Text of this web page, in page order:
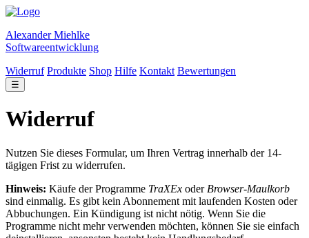
Alexander Miehlke
Softwareentwicklung
Widerruf Produkte Shop Hilfe Kontakt Bewertungen
☰
Widerruf
Nutzen Sie dieses Formular, um Ihren Vertrag innerhalb der 14-
tägigen Frist zu widerrufen.
Hinweis: Käufe der Programme TraXEx oder Browser-Maulkorb
sind einmalig. Es gibt kein Abonnement mit laufenden Kosten oder
Abbuchungen. Ein Kündigung ist nicht nötig. Wenn Sie die
Programme nicht mehr verwenden möchten, können Sie sie einfach